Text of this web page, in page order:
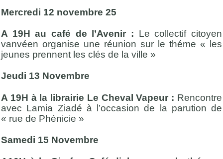
Mercredi 12 novembre 25
A 19H au café de l’Avenir : Le collectif citoyen
vanvéen organise une réunion sur le théme « les
jeunes prennent les clés de la ville »
Jeudi 13 Novembre
A 19H à la librairie Le Cheval Vapeur : Rencontre
avec Lamia Ziadé à l’occasion de la parution de
« rue de Phénicie »
Samedi 15 Novembre